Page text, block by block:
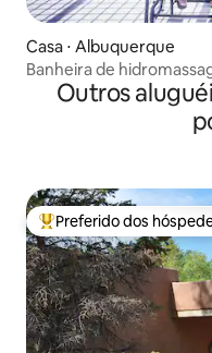
Casa ⋅ Albuquerque
Banheira de
montanha/cidade +
Outros
Entre os melhores
Preferido dos